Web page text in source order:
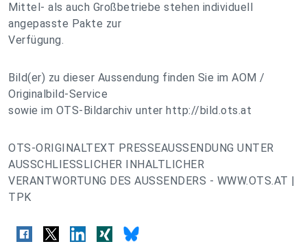
Mittel- als auch Großbetriebe stehen individuell
angepasste Pakte zur
Verfügung.
Bild(er) zu dieser Aussendung finden Sie im AOM /
Originalbild-Service
sowie im OTS-Bildarchiv unter http://bild.ots.at
OTS-ORIGINALTEXT PRESSEAUSSENDUNG UNTER
AUSSCHLIESSLICHER INHALTLICHER
VERANTWORTUNG DES AUSSENDERS - WWW.OTS.AT |
TPK